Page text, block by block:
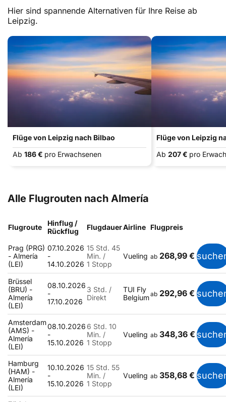
Hier sind spannende Alternativen für Ihre Reise ab
Leipzig.
Flüge von Leipzig nach Bilbao
Ab 186 € pro Erwachsenen
Flüge von Leipzig
Ab 207 € pro
Alle Flugrouten nach Almería
Flugroute
Hinflug /
Rückflug
FlugdauerAirline Flugpreis
Prag (PRG)
- Almería
(LEI)
07.10.2026
-
14.10.2026
15 Std. 45
Min. /
1 Stopp
Vueling ab 268,99 €
Brüssel
(BRU) -
Almería
(LEI)
08.10.2026
-
17.10.2026
3 Std. /
Direkt
TUI Fly
Belgiumab 292,96 €
Amsterdam
(AMS) -
Almería
(LEI)
08.10.2026
-
15.10.2026
6 Std. 10
Min. /
1 Stopp
Vueling ab 348,36 €
Hamburg
(HAM) -
Almería
(LEI)
10.10.2026
-
15.10.2026
15 Std. 55
Min. /
1 Stopp
Vueling ab 358,68 €